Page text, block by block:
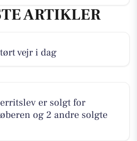
ARTIKLER
vejr i dag
er solgt for
og 2 andre solgte